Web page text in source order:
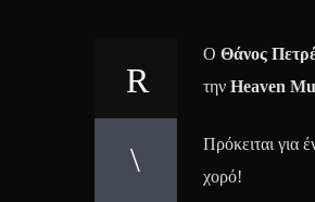
Ο Θάνος
την Heaven
Πρόκειται για
χορό!